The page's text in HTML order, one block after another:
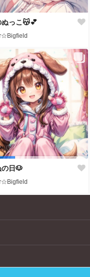
っこ😽💕
の日🐶